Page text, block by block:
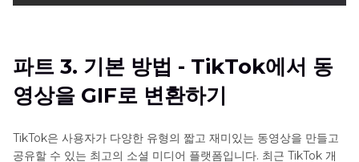
파트 3. 기본 방법 - TikTok에서 동
영상을 GIF로 변환하기
TikTok은 사용자가 다양한 유형의 짧고 재미있는 동영상을 만들고
공유할 수 있는 최고의 소셜 미디어 플랫폼입니다. 최근 TikTok 개